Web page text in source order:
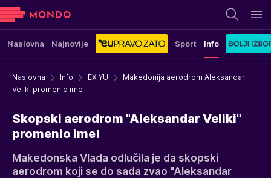
Naslovna Najnovije Sport Info
Naslovna Info EX YU
Makedonija aerodrom Aleksandar
Veliki promenio ime
Skopski aerodrom "Aleksandar Veliki"
promenio ime!
Makedonska Vlada odlučila je da skopski
aerodrom koji se do sada zvao "Aleksandar